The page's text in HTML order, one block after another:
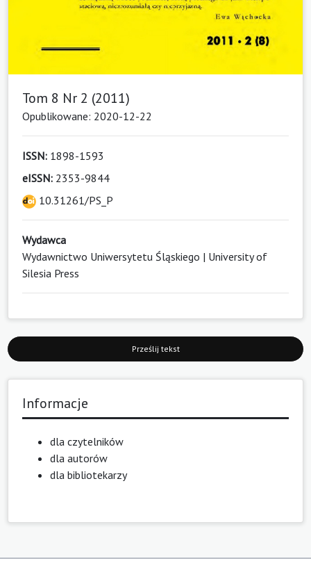
Tom 8 Nr 2 (2011)
Opublikowane: 2020-12-22
ISSN: 1898-1593
eISSN: 2353-9844
10.31261/PS_P
Wydawca
Wydawnictwo Uniwersytetu Śląskiego | University of
Silesia Press
Prześlij tekst
Informacje
dla czytelników
dla autorów
dla bibliotekarzy